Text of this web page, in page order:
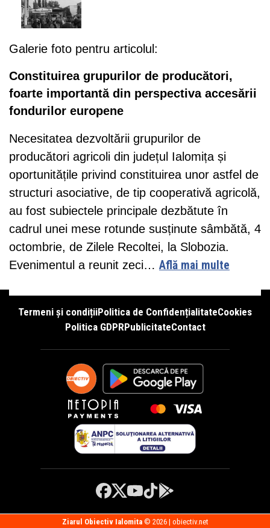
Galerie foto pentru articolul:
Constituirea grupurilor de producători,
foarte importantă din perspectiva accesării
fondurilor europene
Necesitatea dezvoltării grupurilor de
producători agricoli din județul Ialomița și
oportunitățile privind constituirea unor astfel de
structuri asociative, de tip cooperativă agricolă,
au fost subiectele principale dezbătute în
cadrul unei mese rotunde susținute sâmbătă, 4
octombrie, de Zilele Recoltei, la Slobozia.
Evenimentul a reunit zeci… Află mai multe
Termeni și condițiiPolitica de ConfidențialitateCookies
Politica GDPRPublicitateContact
Ziarul Obiectiv Ialomita© 2026 | obiectiv.net